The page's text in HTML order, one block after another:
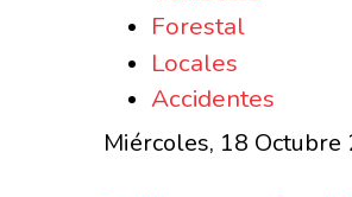
Forestal
Locales
Accidentes
Miércoles, 18 Octubre